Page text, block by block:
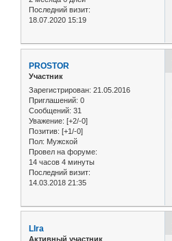
Последний визит:
18.07.2020 15:19
PROSTOR
Участник
Зарегистрирован: 21.05.2016
Приглашений: 0
Сообщений: 31
Уважение: [+2/-0]
Позитив: [+1/-0]
Пол: Мужской
Провел на форуме:
14 часов 4 минуты
Последний визит:
14.03.2018 21:35
LIra
Активный участник